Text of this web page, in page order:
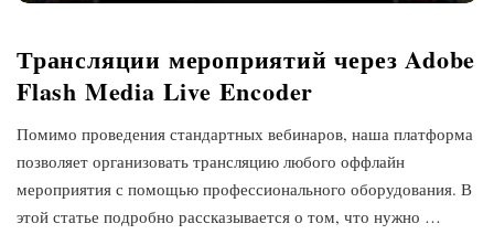
Трансляции мероприятий через Adobe
Flash Media Live Encoder
Помимо проведения стандартных вебинаров, наша платформа
позволяет организовать трансляцию любого оффлайн
мероприятия с помощью профессионального оборудования. В
этой статье подробно рассказывается о том, что нужно …